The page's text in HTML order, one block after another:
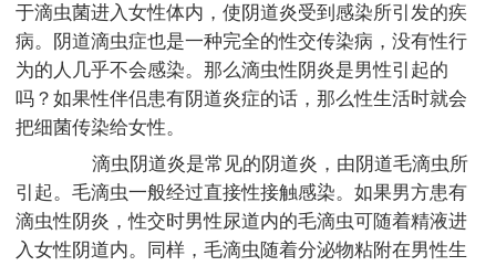
于滴虫菌进入女性体内，使阴道炎受到感染所引发的疾
病。阴道滴虫症也是一种完全的性交传染病，没有性行
为的人几乎不会感染。那么滴虫性阴炎是男性引起的
吗？如果性伴侣患有阴道炎症的话，那么性生活时就会
把细菌传染给女性。
滴虫阴道炎是常见的阴道炎，由阴道毛滴虫所
引起。毛滴虫一般经过直接性接触感染。如果男方患有
滴虫性阴炎，性交时男性尿道内的毛滴虫可随着精液进
入女性阴道内。同样，毛滴虫随着分泌物粘附在男性生